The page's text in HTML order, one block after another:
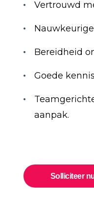
Vertrouwd
Bereidheid
Goede
aanpak.
Solliciteer